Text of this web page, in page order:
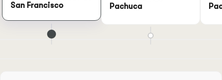
San Francisco
Pachuca